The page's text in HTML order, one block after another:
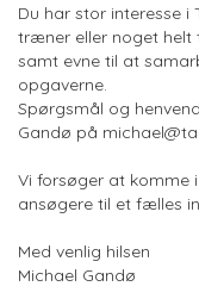
Du har stor interesse i
træner eller noget helt
samt evne til at
opgaverne.
Spørgsmål og
Gandø på
Vi forsøger at komme
ansøgere til et fælles
Med venlig hilsen
Michael Gandø